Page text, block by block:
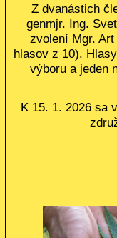
Z dvanástich
genmjr. Ing.
zvolení Mgr.
hlasov z 10).
výboru a jeden
K 15. 1. 2026 sa